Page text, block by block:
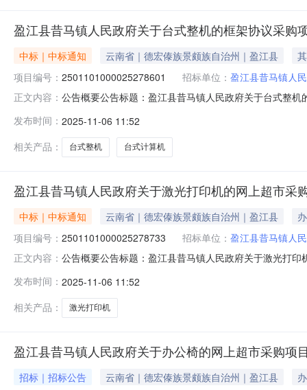
盈江县昔马镇人民政府关于台式整机的框架协议采购
中标｜中标通知 云南省｜德宏傣族景颇族自治州｜盈江县
项目编号： 2501101000025278601 招标单位： 盈江县昔马镇人
正文内容： 公告概要公告标题：盈江县昔马镇人民政府关于台式整
购项目项目编号：2501101000025278601项目联系人
发布时间： 2025-11-06 11:52
相关产品：
台式整机 台式计算机
盈江县昔马镇人民政府关于激光打印机的网上超市采
中标｜中标通知 云南省｜德宏傣族景颇族自治州｜盈江县
项目编号： 2501101000025278733 招标单位： 盈江县昔马镇人
正文内容： 公告概要公告标题：盈江县昔马镇人民政府关于激光打
超市采购项目项目编号：2501101000025278733项目
发布时间： 2025-11-06 11:52
相关产品：
激光打印机
盈江县昔马镇人民政府关于办公椅的网上超市采购项
招标｜招标公告 云南省｜德宏傣族景颇族自治州｜盈江县